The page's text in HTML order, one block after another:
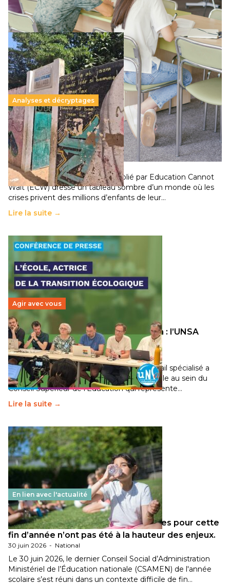
Lire la suite →
Analyses et décryptages
258 millions d’enfants victimes de la guerre, des
chocs climatiques et des déplacements de
population
11 juillet 2026- National
Un nouveau rapport mondial publié par Education Cannot
Wait (ECW) dresse un tableau sombre d’un monde où les
crises privent des millions d’enfants de leur…
Lire la suite →
Agir avec vous
Transition écologique de l’éducation : l’UNSA
Éducation fait bouger les lignes
30 juin 2026-National
Pendant plusieurs mois, un groupe de travail spécialisé a
travaillé sur la transition écologique de l’Ecole au sein du
Conseil Supérieur de l’Éducation qui représente…
Lire la suite →
En lien avec l'actualité
Les décisions ministérielles attendues pour cette
fin d’année n’ont pas été à la hauteur des enjeux.
30 juin 2026 - National
Le 30 juin 2026, le dernier Conseil Social d’Administration
Ministériel de l’Éducation nationale (CSAMEN) de l'année
scolaire s’est réuni dans un contexte difficile de fin…